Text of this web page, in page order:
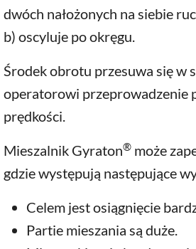
dwóch nałożonych na siebie
b) oscyluje po okręgu.
Środek obrotu przesuwa się w
operatorowi przeprowadzenie
prędkości.
Mieszalnik Gyraton® może
gdzie występują następujące
Celem jest osiągnięcie
Partie mieszania są duże.